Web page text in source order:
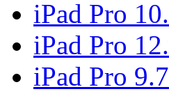
iPad Pro
iPad Pro
iPad Pro 9.7